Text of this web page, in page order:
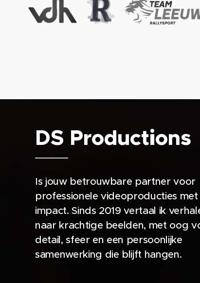
DS Productions
Is jouw betrouwbare partner voor
professionele videoproducties met
impact. Sinds 2019 vertaal ik
naar krachtige beelden, met oog
detail, sfeer en een persoonlijke
samenwerking die blijft hangen.